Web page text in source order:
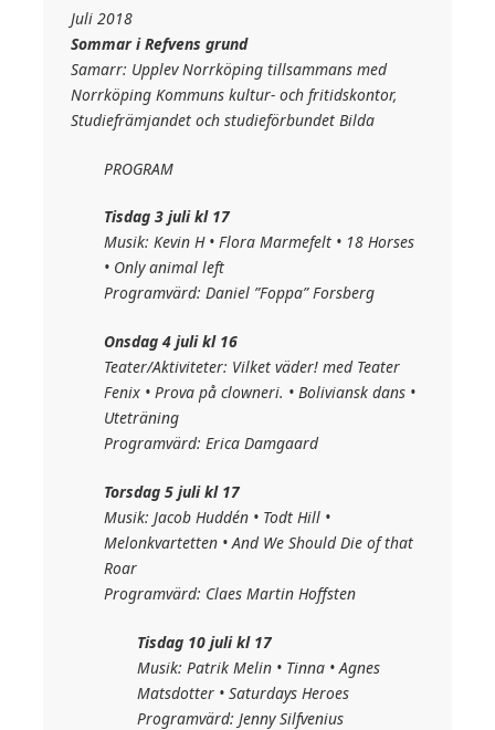
Juli 2018
Sommar i Refvens grund
Samarr: Upplev Norrköping tillsammans med
Norrköping Kommuns kultur- och fritidskontor,
Studiefrämjandet och studieförbundet Bilda
PROGRAM
Tisdag 3 juli kl 17
Musik: Kevin H • Flora Marmefelt • 18 Horses
• Only animal left
Programvärd: Daniel ”Foppa” Forsberg
Onsdag 4 juli kl 16
Teater/Aktiviteter: Vilket väder! med Teater
Fenix • Prova på clowneri. • Boliviansk dans •
Uteträning
Programvärd: Erica Damgaard
Torsdag 5 juli kl 17
Musik: Jacob Huddén • Todt Hill •
Melonkvartetten • And We Should Die of that
Roar
Programvärd: Claes Martin Hoffsten
Tisdag 10 juli kl 17
Musik: Patrik Melin • Tinna • Agnes
Matsdotter • Saturdays Heroes
Programvärd: Jenny Silfvenius